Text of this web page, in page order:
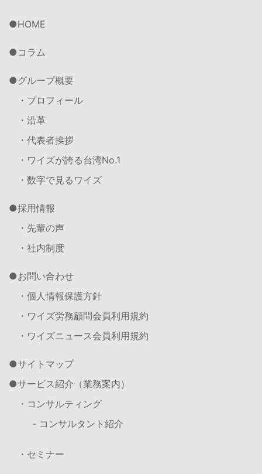
HOME
コラム
グループ概要
・プロフィール
・沿革
・代表者挨拶
・ワイズが誇る台湾No.1
・数字で見るワイズ
採用情報
・先輩の声
・社内制度
お問い合わせ
・個人情報保護方針
・ワイズ労務顧問会員利用規約
・ワイズニュース会員利用規約
サイトマップ
サービス紹介（業務案内）
・コンサルティング
- コンサルタント紹介
・セミナー